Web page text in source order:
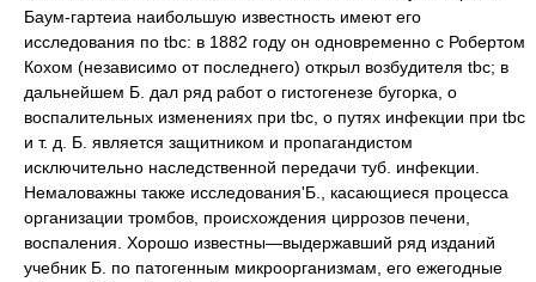
Баум-гартеиа наибольшую известность имеют его
исследования по tbc: в 1882 году он одновременно с Робертом
Кохом (независимо от последнего) открыл возбудителя tbc; в
дальнейшем Б. дал ряд работ о гистогенезе бугорка, о
воспалительных изменениях при tbc, о путях инфекции при tbc
и т. д. Б. является защитником и пропагандистом
исключительно наследственной передачи туб. инфекции.
Немаловажны также исследования'Б., касающиеся процесса
организации тромбов, происхождения циррозов печени,
воспаления. Хорошо известны—выдержавший ряд изданий
учебник Б. по патогенным микроорганизмам, его ежегодные